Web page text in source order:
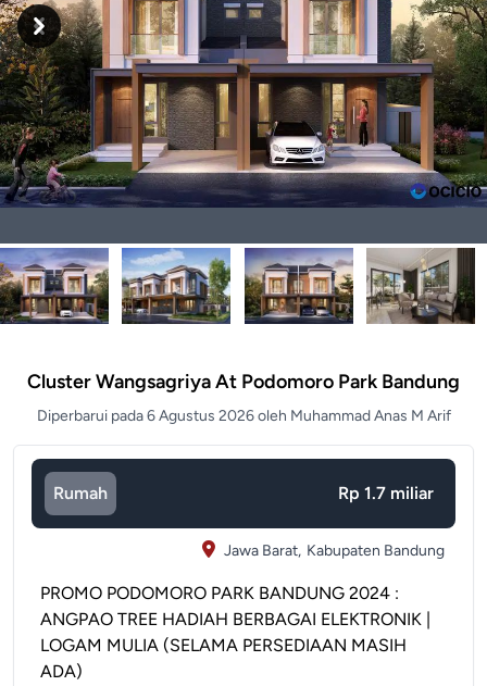
Previous
Next
Cluster Wangsagriya At Podomoro Park Bandung
Diperbarui pada 6 Agustus 2026 oleh Muhammad Anas M Arif
Rumah Rp 1.7 miliar
Jawa Barat, Kabupaten Bandung
PROMO PODOMORO PARK BANDUNG 2024 :
ANGPAO TREE HADIAH BERBAGAI ELEKTRONIK |
LOGAM MULIA (SELAMA PERSEDIAAN MASIH
ADA)